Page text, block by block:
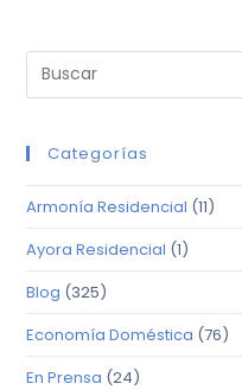
Categorías
Armonía Residencial (11)
Ayora Residencial (1)
Blog (325)
Economía Doméstica (76)
En Prensa (24)